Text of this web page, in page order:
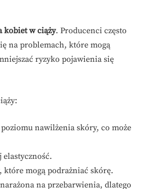
kobiet w ciąży. Producenci często
na problemach, które mogą
ryzyko pojawienia się
nawilżenia skóry, co może
elastyczność.
mogą podrażniać skórę.
na przebarwienia, dlatego